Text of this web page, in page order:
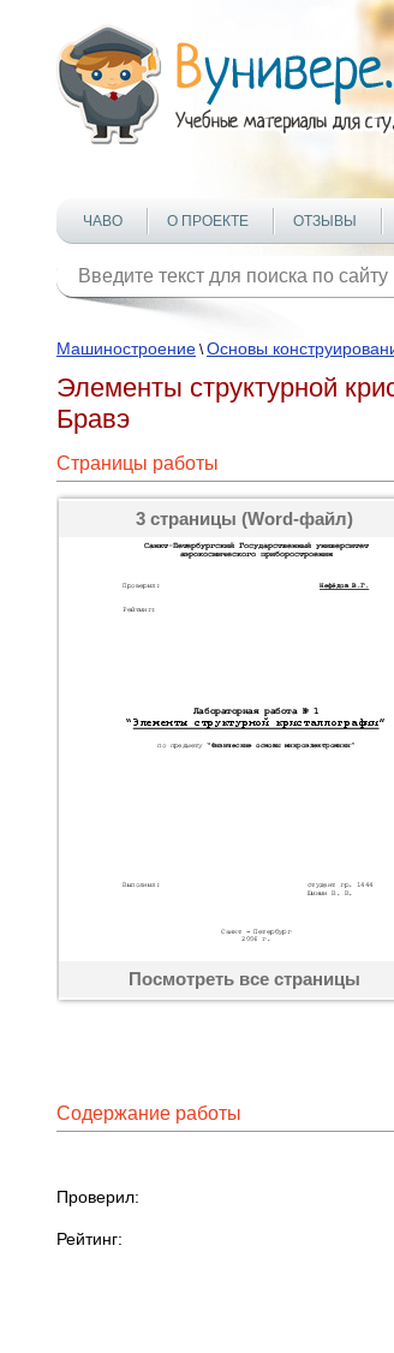
ЧАВО О ПРОЕКТЕ ОТЗЫВЫ
Машиностроение \Основы
Элементы структурной
Бравэ
Страницы работы
3 страницы (Word-файл)
Посмотреть все страницы
Содержание работы
Проверил: